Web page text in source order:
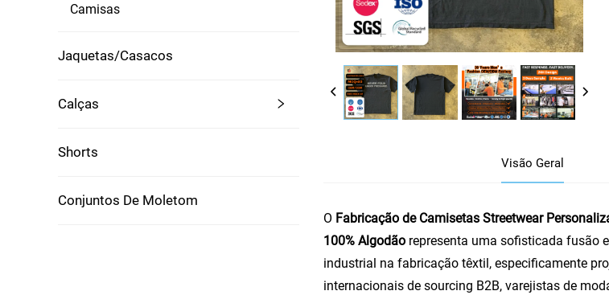
Camisas
Jaquetas/Casacos
Calças
Shorts
Conjuntos De Moletom
Visão Geral
O Fabricação de Camisetas Streetwear
100% Algodão representa uma sofisticada fusão
industrial na fabricação têxtil, especificamente
internacionais de sourcing B2B, varejistas de